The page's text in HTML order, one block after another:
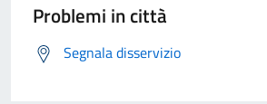
Problemi in città
Segnala disservizio